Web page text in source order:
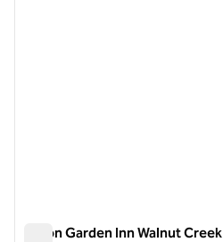
Hilton Garden Inn Walnut Creek